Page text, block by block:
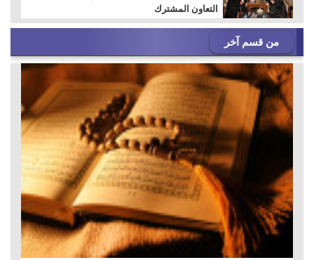
التعاون المشترك
من قسم آخر